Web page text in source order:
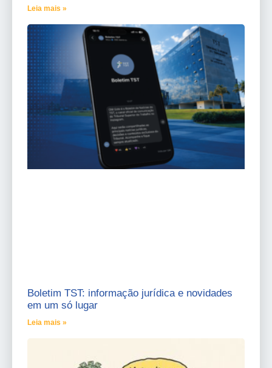
Leia mais »
Boletim TST: informação jurídica e novidades
em um só lugar
Leia mais »